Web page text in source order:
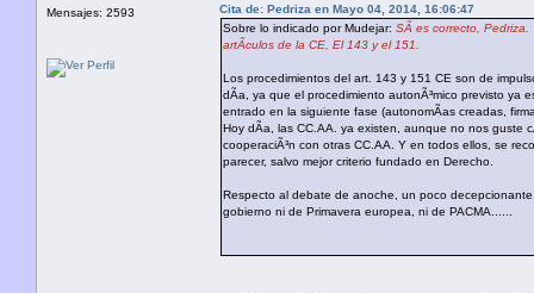
Mensajes: 2593
Cita de: Pedriza en Mayo 04, 2014, 16:06:47
Sobre lo indicado por Mudejar: SÃ­ es correcto, Pedriza.
artÃ­culos de la CE, El 143 y el 151.
Los procedimientos del art. 143 y 151 CE son de
dÃ­a, ya que el procedimiento autonÃ³mico previsto ya
entrado en la siguiente fase (autonomÃ­as creadas,
Hoy dÃ­a, las CC.AA. ya existen, aunque no nos guste
cooperaciÃ³n con otras CC.AA. Y en todos ellos, se
parecer, salvo mejor criterio fundado en Derecho.
Respecto al debate de anoche, un poco
gobierno ni de Primavera europea, ni de PACMA......